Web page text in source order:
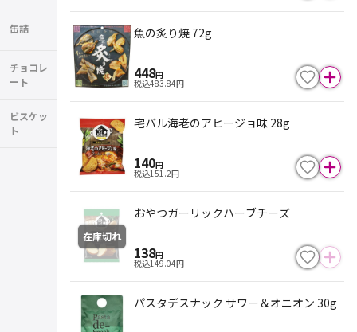
缶詰
チョコレ
ート
ビスケッ
ト
魚の炙り焼 72g
448円
税込483.84円
宅バル海老のアヒージョ味 28g
140円
税込151.2円
在庫切れ
おやつガーリックハーブチーズ
138円
税込149.04円
パスタデスナック サワー＆オニオン 30g